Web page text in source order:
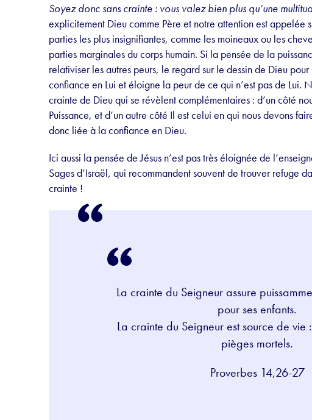
Soyez donc sans crainte : vous valez bien plus qu’une
explicitement Dieu comme Père et notre attention est appelée
parties les plus insignifiantes, comme les moineaux ou les
parties marginales du corps humain. Si la pensée de la
relativiser les autres peurs, le regard sur le dessin de Dieu
confiance en Lui et éloigne la peur de ce qui n’est pas de Lui.
crainte de Dieu qui se révèlent complémentaires : d’un côté
Puissance, et d’un autre côté Il est celui en qui nous devons
donc liée à la confiance en Dieu.
Ici aussi la pensée de Jésus n’est pas très éloignée de
Sages d’Israël, qui recommandent souvent de trouver refuge
crainte !
La crainte du Seigneur assure
pour ses enfants.
La crainte du Seigneur est source de
pièges mortels.
Proverbes 14,26-27